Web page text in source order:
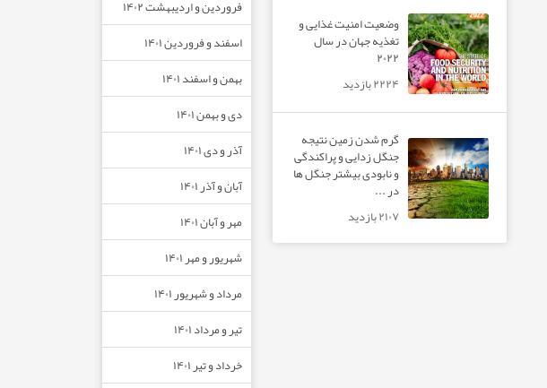
وضعیت امنیت غذایی و
تغذیه جهان در سال
۲۰۲۲
۲۲۲۴ بازدید
گرم شدن زمین نتیجه
جنگل زدایی و پراکندگی
و نابودی بیشتر جنگل ها
در ...
۲۱۰۷ بازدید
فروردین و اردیبهشت ۱۴۰۲
اسفند و فروردین ۱۴۰۱
بهمن و اسفند ۱۴۰۱
دی و بهمن ۱۴۰۱
آذر و دی ۱۴۰۱
آبان و آذر ۱۴۰۱
مهر و آبان ۱۴۰۱
شهریور و مهر ۱۴۰۱
مرداد و شهریور ۱۴۰۱
تیر و مرداد ۱۴۰۱
خرداد و تیر ۱۴۰۱